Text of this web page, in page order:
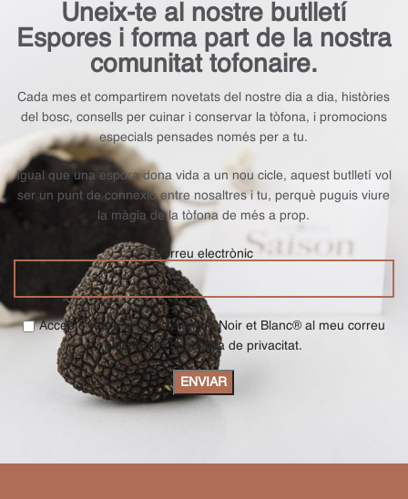
Uneix-te al nostre butlletí
Espores i forma part de la nostra
comunitat tofonaire.
Cada mes et compartirem novetats del nostre dia a dia, històries
del bosc, consells per cuinar i conservar la tòfona, i promocions
especials pensades només per a tu.
Igual que una espora dona vida a un nou cicle, aquest butlletí vol
ser un punt de connexió entre nosaltres i tu, perquè puguis viure
la màgia de la tòfona de més a prop.
Correu electrònic
Accepto rebre la newsletter de Noir et Blanc® al meu correu
electrònic i la política de privacitat.